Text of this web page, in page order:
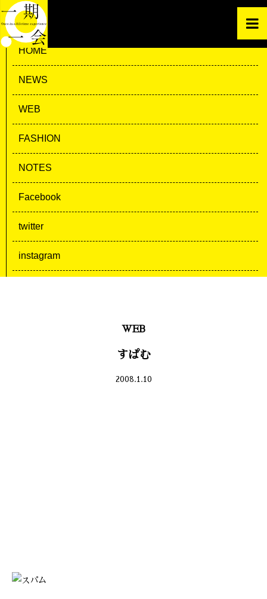
HOME
NEWS
WEB
FASHION
NOTES
Facebook
twitter
instagram
WEB
すぱむ
2008.1.10